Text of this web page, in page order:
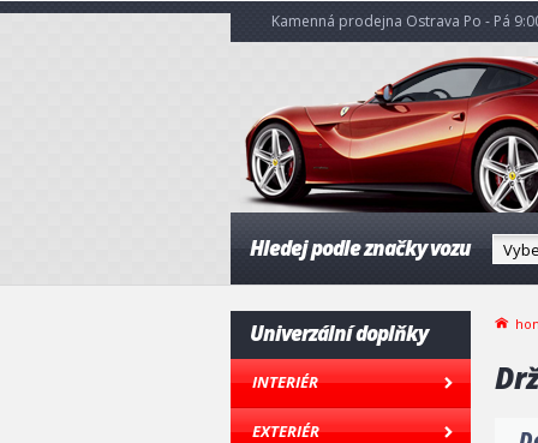
Kamenná prodejna Ostrava Po - Pá
Hledej podle značky vozu
Univerzální doplňky
INTERIÉR
EXTERIÉR